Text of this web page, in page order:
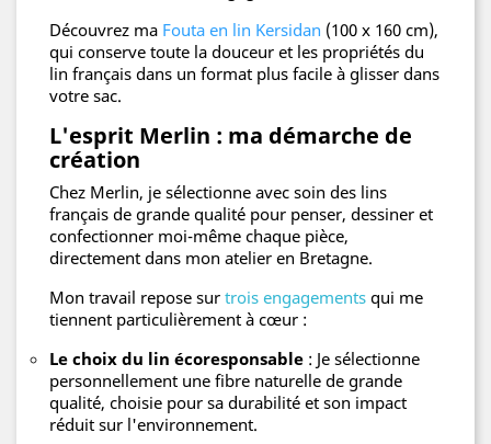
Découvrez ma Fouta en lin Kersidan (100 x 160 cm),
qui conserve toute la douceur et les propriétés du
lin français dans un format plus facile à glisser dans
votre sac.
L'esprit Merlin : ma démarche de
création
Chez Merlin, je sélectionne avec soin des lins
français de grande qualité pour penser, dessiner et
confectionner moi-même chaque pièce,
directement dans mon atelier en Bretagne.
Mon travail repose sur trois engagements qui me
tiennent particulièrement à cœur :
Le choix du lin écoresponsable : Je sélectionne
personnellement une fibre naturelle de grande
qualité, choisie pour sa durabilité et son impact
réduit sur l'environnement.